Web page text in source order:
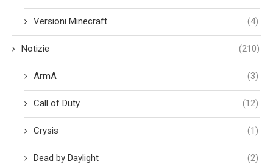
Versioni Minecraft (4)
Notizie (210)
ArmA (3)
Call of Duty (12)
Crysis (1)
Dead by Daylight (2)